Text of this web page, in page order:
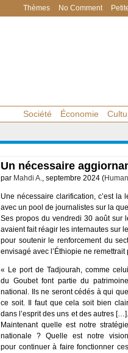
Thèmes No Comment
Société Économie
Un nécessaire
par Mahdi A., septembre 2024 (
Une nécessaire clarification, c’est la
avec un pool de journalistes sur la
Ses propos du vendredi 30 août sur
avaient fait réagir les internautes sur
pour soutenir le renforcement du
envisagé avec l’Éthiopie ne
« Le port de Tadjourah, comme celui
du Goubet font partie du patrimoine
national. Ils ne seront cédés à qui que
ce soit. Il faut que cela soit bien clair
dans l’esprit des uns et des autres […].
Maintenant quelle est notre stratégie
nationale ? Quelle est notre vision
pour continuer à faire fonctionner ces